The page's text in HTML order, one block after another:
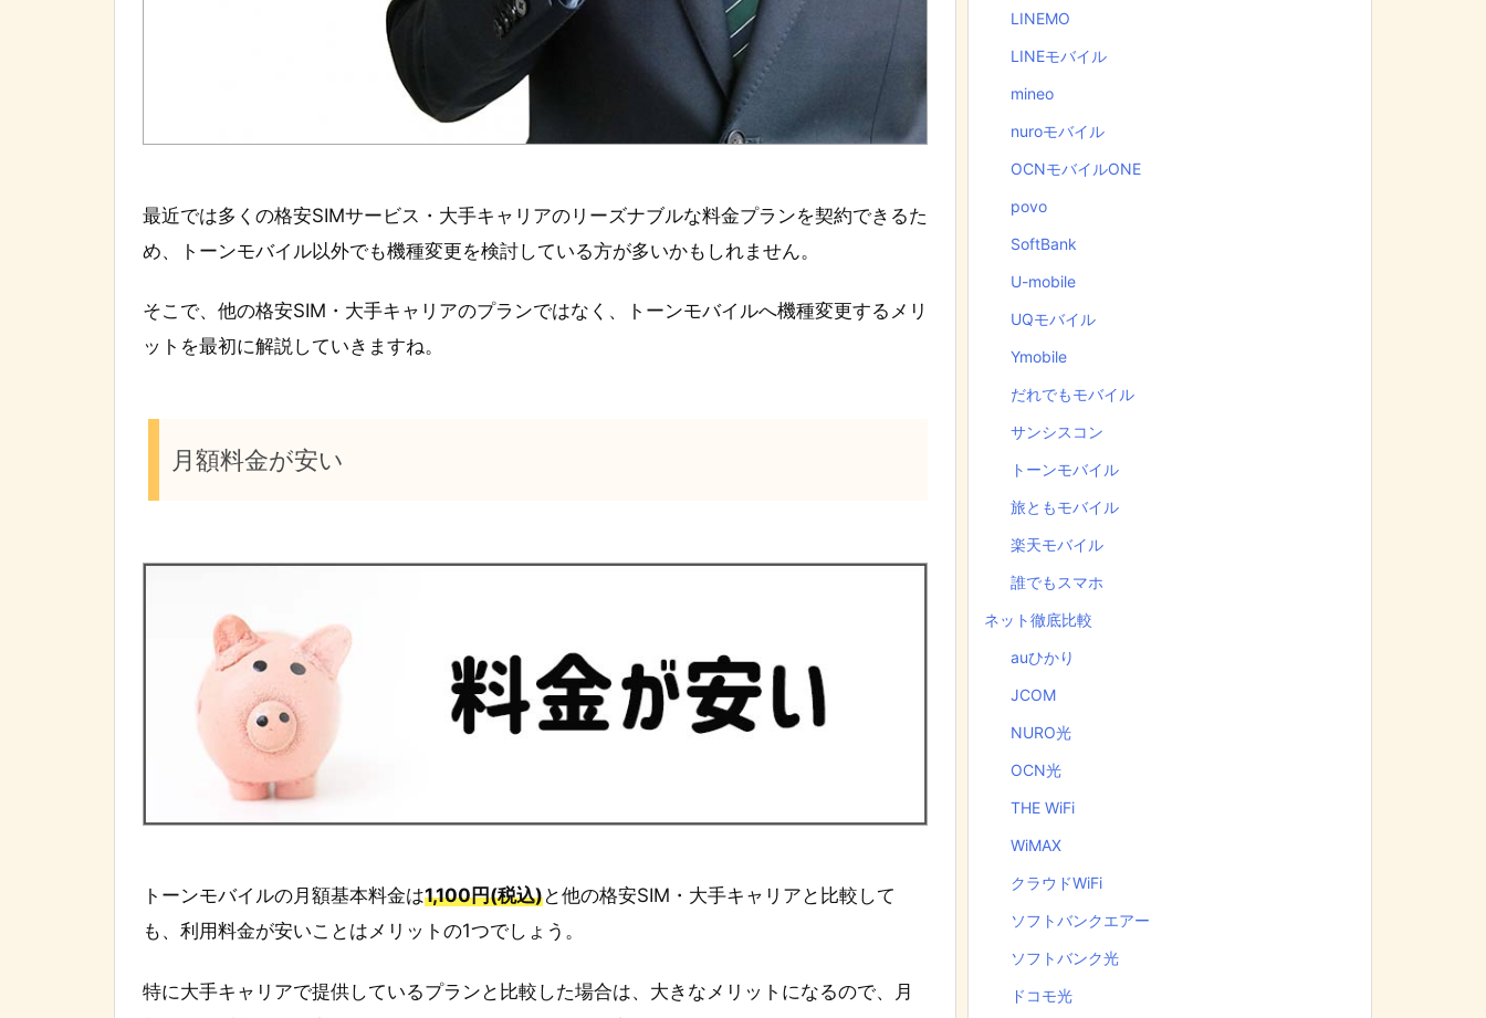
最近では多くの格安SIMサービス・大手キャリアのリーズナブルな料金プランを契約できるた
め、トーンモバイル以外でも機種変更を検討している方が多いかもしれません。
そこで、他の格安SIM・大手キャリアのプランではなく、トーンモバイルへ機種変更するメリ
ットを最初に解説していきますね。
月額料金が安い
トーンモバイルの月額基本料金は1,100円(税込)と他の格安SIM・大手キャリアと比較して
も、利用料金が安いことはメリットの1つでしょう。
特に大手キャリアで提供しているプランと比較した場合は、大きなメリットになるので、月
LINEMO
LINEモバイル
mineo
nuroモバイル
OCNモバイルONE
povo
SoftBank
U-mobile
UQモバイル
Ymobile
だれでもモバイル
サンシスコン
トーンモバイル
旅ともモバイル
楽天モバイル
誰でもスマホ
ネット徹底比較
auひかり
JCOM
NURO光
OCN光
THE WiFi
WiMAX
クラウドWiFi
ソフトバンクエアー
ソフトバンク光
ドコモ光